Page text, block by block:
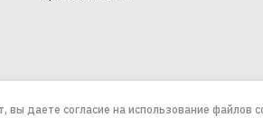
вы даете согласие на использование